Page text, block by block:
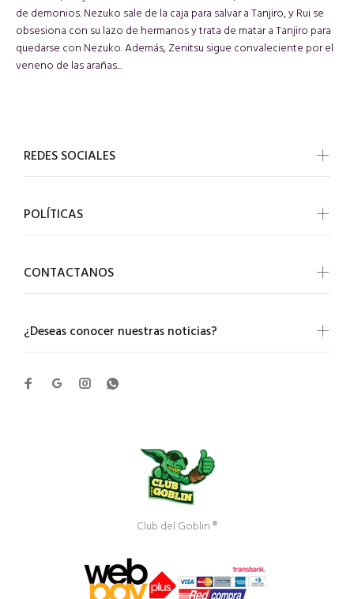
de demonios. Nezuko sale de la caja para salvar a Tanjiro, y Rui se
obsesiona con su lazo de hermanos y trata de matar a Tanjiro para
quedarse con Nezuko. Además, Zenitsu sigue convaleciente por el
veneno de las arañas...
¿Deseas conocer nuestras noticias?
REDES SOCIALES
POLÍTICAS
CONTACTANOS
Club del Goblin ®